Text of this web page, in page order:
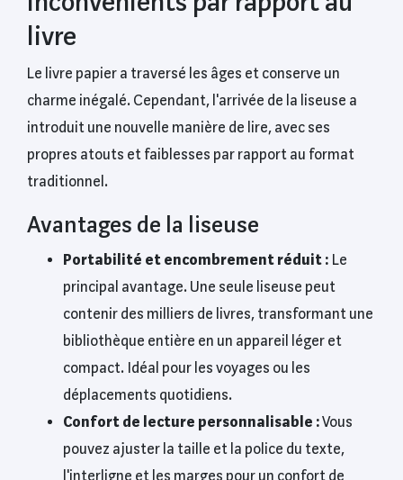
livre
Le livre papier a traversé les âges et conserve un
charme inégalé. Cependant, l'arrivée de la liseuse a
introduit une nouvelle manière de lire, avec ses
propres atouts et faiblesses par rapport au format
traditionnel.
Avantages de la liseuse
Portabilité et encombrement réduit : Le
principal avantage. Une seule liseuse peut
contenir des milliers de livres, transformant une
bibliothèque entière en un appareil léger et
compact. Idéal pour les voyages ou les
déplacements quotidiens.
Confort de lecture personnalisable :Vous
pouvez ajuster la taille et la police du texte,
l'interligne et les marges pour un confort de